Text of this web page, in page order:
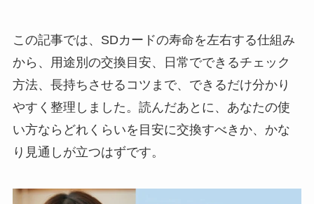
この記事では、SDカードの寿命を左右する仕組み
から、用途別の交換目安、日常でできるチェック
方法、長持ちさせるコツまで、できるだけ分かり
やすく整理しました。読んだあとに、あなたの使
い方ならどれくらいを目安に交換すべきか、かな
り見通しが立つはずです。